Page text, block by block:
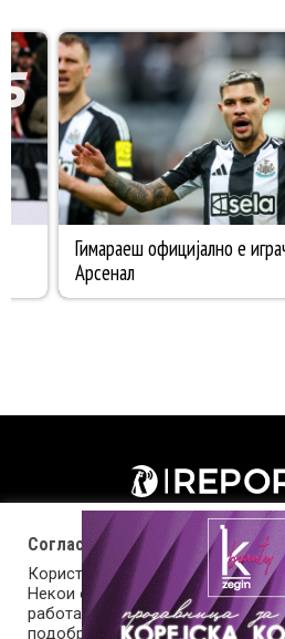
Согласност за колачиња
Користиме колачиња за
Некои од колачињата се од
работата на страницата, а други
подобриме оваа интернет